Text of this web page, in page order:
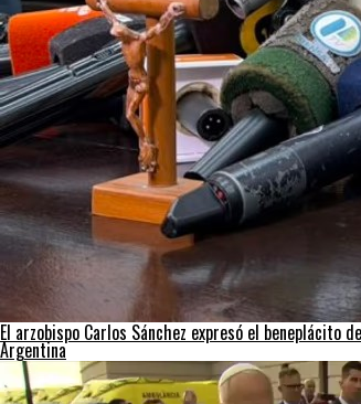
El arzobispo Carlos Sánchez expresó el beneplácito
Argentina